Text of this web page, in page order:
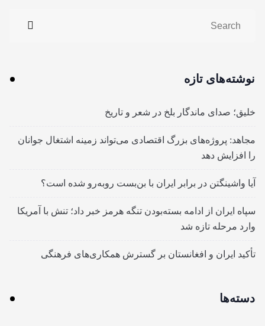
نوشته‌های تازه
خلیق؛ صدای ماندگار بلخ در شعر و تاریخ
مجاهد: پروژه‌های بزرگ اقتصادی می‌تواند زمینه اشتغال جوانان
را افزایش دهد
آیا واشینگتن در برابر ایران با بن‌بست روبه‌رو شده است؟
سپاه ایران از ادامه بسته‌بودن تنگه هرمز خبر داد؛ تنش با آمریکا
وارد مرحله تازه شد
تأکید ایران و افغانستان بر گسترش همکاری‌های فرهنگی
دسته‌ها